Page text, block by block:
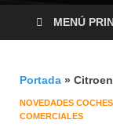
MENÚ
Portada »
NOVEDADES COCHES
COMERCIALES